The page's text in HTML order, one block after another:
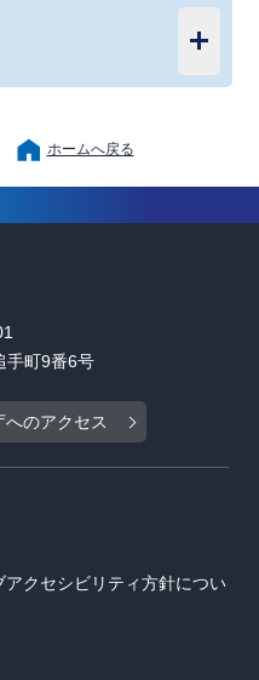
ホームへ戻る
町9番6号
へのアクセス
クセシビリティ方針につい